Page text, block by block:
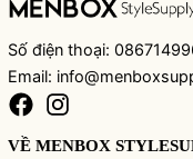
Số điện thoại:
Email:
VỀ MENBOX